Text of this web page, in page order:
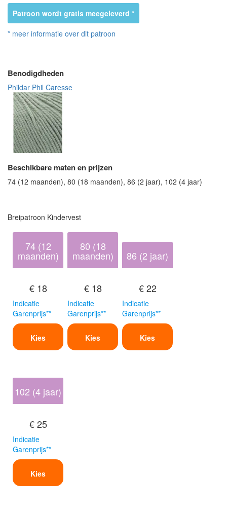
Patroon wordt gratis meegeleverd *
* meer informatie over dit patroon
Benodigdheden
Phildar Phil Caresse
Beschikbare maten en prijzen
74 (12 maanden), 80 (18 maanden), 86 (2 jaar), 102 (4 jaar)
Breipatroon Kindervest
74 (12
maanden)
€ 18
Indicatie
Garenprijs**
Kies
80 (18
maanden)
€ 18
Indicatie
Garenprijs**
Kies
86 (2 jaar)
€ 22
Indicatie
Garenprijs**
Kies
102 (4 jaar)
€ 25
Indicatie
Garenprijs**
Kies